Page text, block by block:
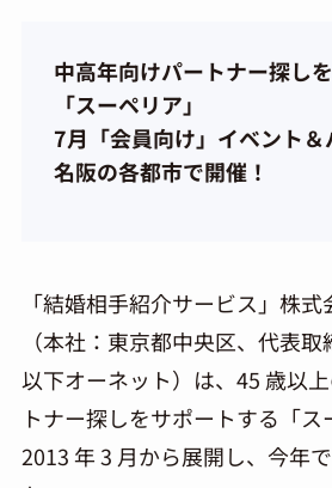
中高年向けパートナー探し
「スーペリア」
7月「会員向け」イベント
名阪の各都市で開催！
「結婚相手紹介サービス」株
（本社：東京都中央区、代表取
以下オーネット）は、45 歳以
トナー探しをサポートする「
2013 年 3 月から展開し、今年